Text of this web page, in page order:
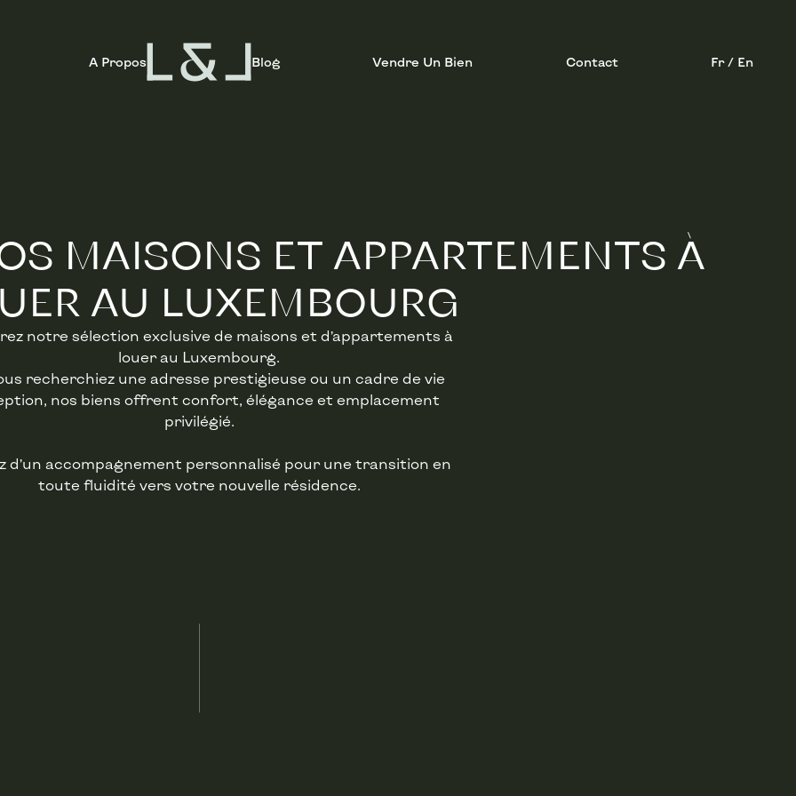
A Propos Blog Vendre Un Bien Contact Fr / En
MAISONS ET APPARTEMENTS À
AU LUXEMBOURG
notre sélection exclusive de maisons et d’appartements à
louer au Luxembourg.
recherchiez une adresse prestigieuse ou un cadre de vie
nos biens offrent confort, élégance et emplacement
privilégié.
d’un accompagnement personnalisé pour une transition en
toute fluidité vers votre nouvelle résidence.